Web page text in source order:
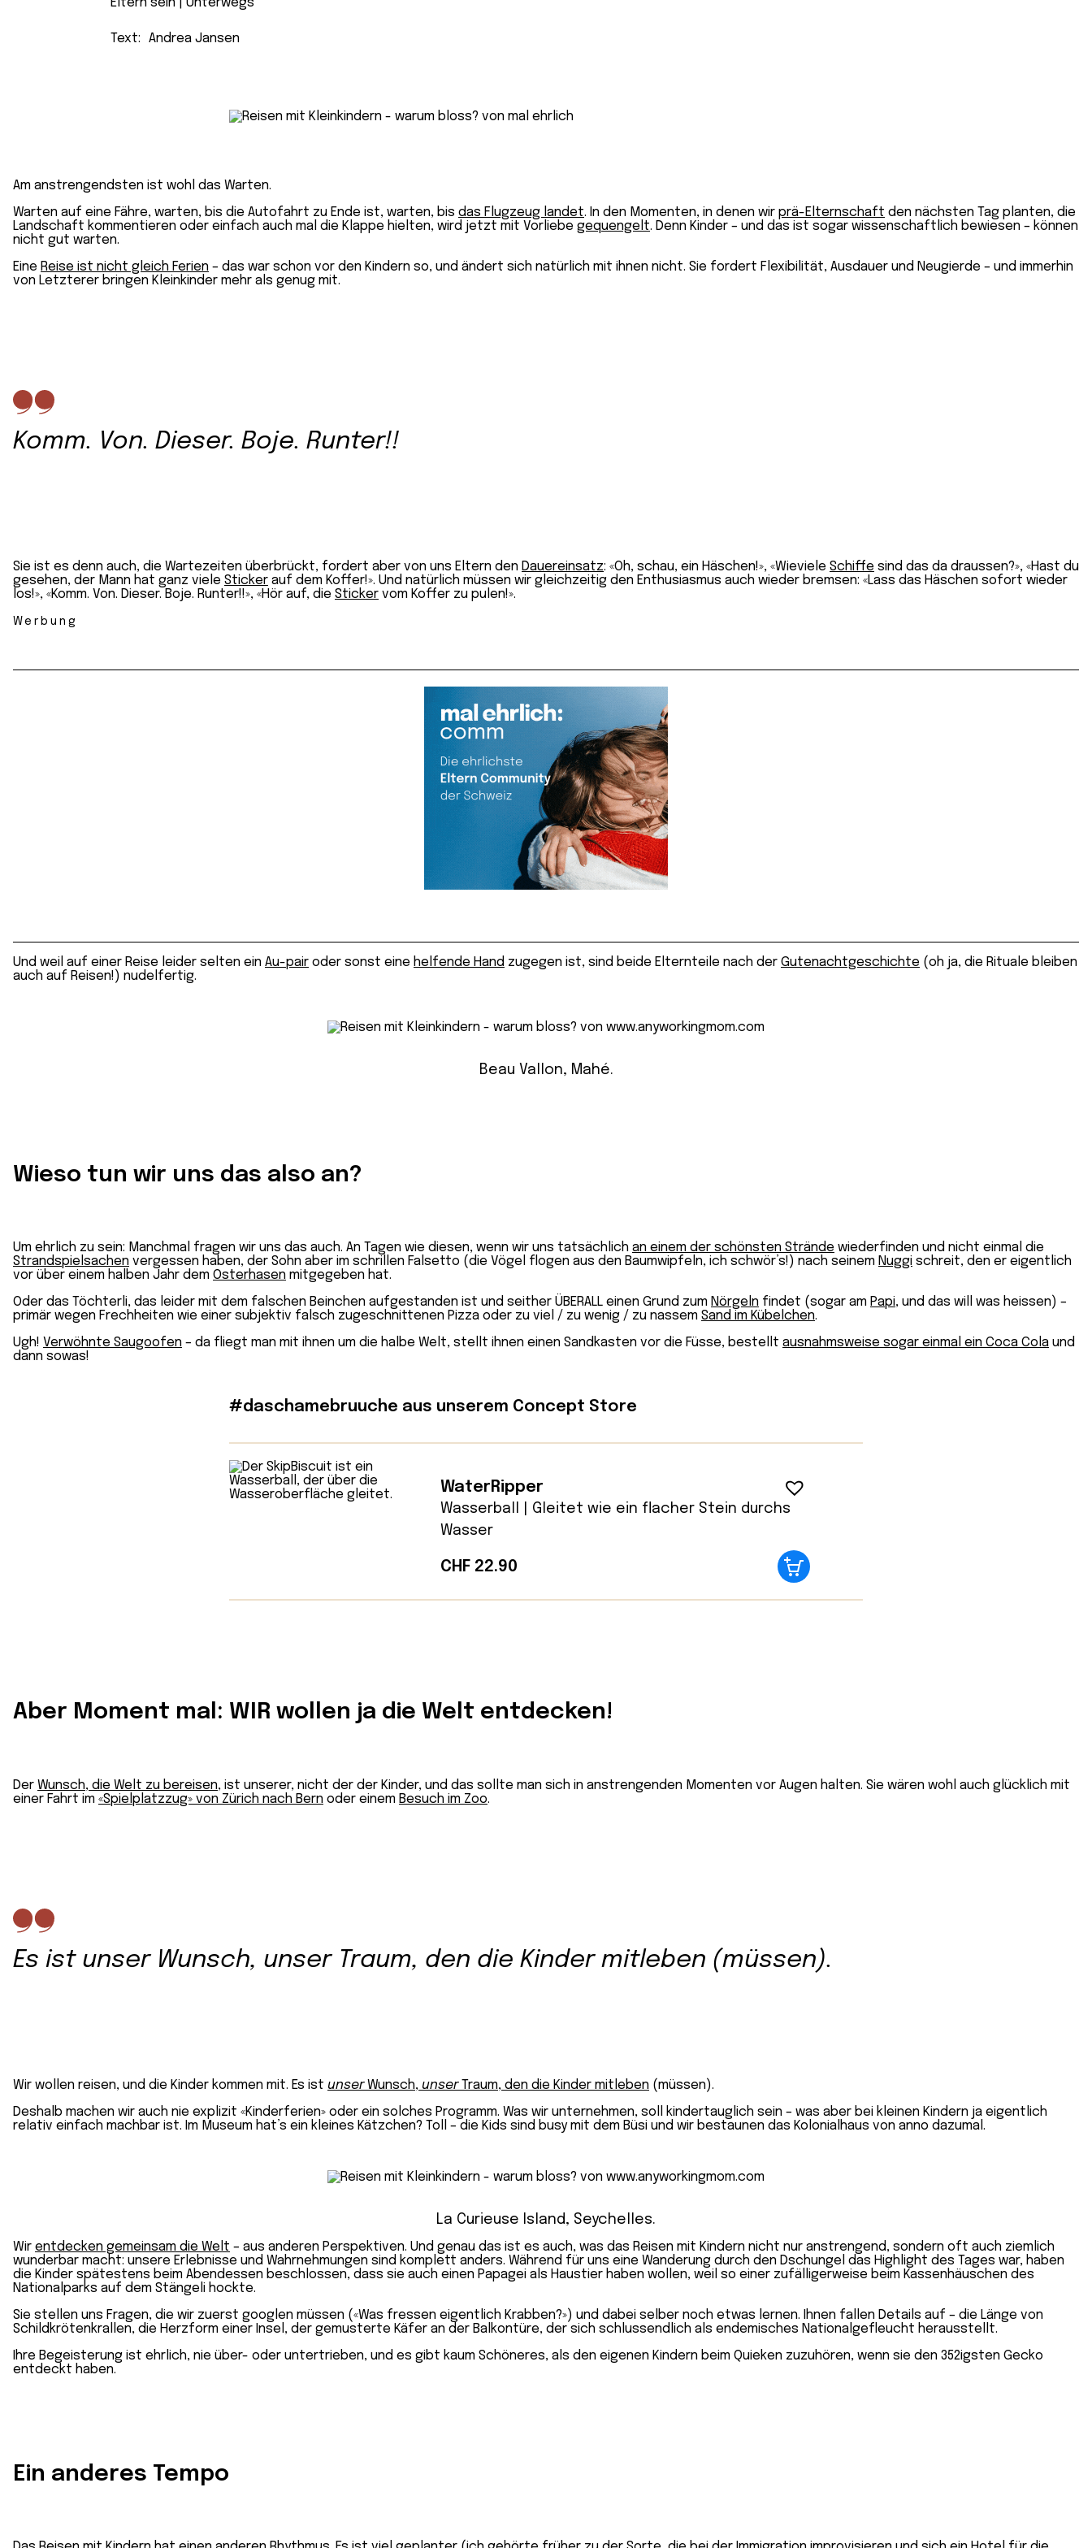
Eltern sein Unterwegs
Text: Andrea Jansen
Am anstrengendsten ist wohl das Warten.
Warten auf eine Fähre, warten, bis die Autofahrt zu Ende ist, warten, bis das Flugzeug landet. In den Momenten, in denen wir prä-Elternschaft den nächsten Tag planten, die
Landschaft kommentieren oder einfach auch mal die Klappe hielten, wird jetzt mit Vorliebe gequengelt. Denn Kinder – und das ist sogar wissenschaftlich bewiesen – können
nicht gut warten.
Eine Reise ist nicht gleich Ferien – das war schon vor den Kindern so, und ändert sich natürlich mit ihnen nicht. Sie fordert Flexibilität, Ausdauer und Neugierde – und immerhin
von Letzterer bringen Kleinkinder mehr als genug mit.
Komm. Von. Dieser. Boje. Runter!!
Sie ist es denn auch, die Wartezeiten überbrückt, fordert aber von uns Eltern den Dauereinsatz: «Oh, schau, ein Häschen!», «Wieviele Schiffe sind das da draussen?», «Hast du
gesehen, der Mann hat ganz viele Sticker auf dem Koffer!». Und natürlich müssen wir gleichzeitig den Enthusiasmus auch wieder bremsen: «Lass das Häschen sofort wieder
los!», «Komm. Von. Dieser. Boje. Runter!!», «Hör auf, die Sticker vom Koffer zu pulen!».
Werbung
Und weil auf einer Reise leider selten ein Au-pair oder sonst eine helfende Hand zugegen ist, sind beide Elternteile nach der Gutenachtgeschichte (oh ja, die Rituale bleiben
auch auf Reisen!) nudelfertig.
Beau Vallon, Mahé.
Wieso tun wir uns das also an?
Um ehrlich zu sein: Manchmal fragen wir uns das auch. An Tagen wie diesen, wenn wir uns tatsächlich an einem der schönsten Strände wiederfinden und nicht einmal die
Strandspielsachen vergessen haben, der Sohn aber im schrillen Falsetto (die Vögel flogen aus den Baumwipfeln, ich schwör’s!) nach seinem Nuggi schreit, den er eigentlich
vor über einem halben Jahr dem Osterhasen mitgegeben hat.
Oder das Töchterli, das leider mit dem falschen Beinchen aufgestanden ist und seither ÜBERALL einen Grund zum Nörgeln findet (sogar am Papi, und das will was heissen) –
primär wegen Frechheiten wie einer subjektiv falsch zugeschnittenen Pizza oder zu viel / zu wenig / zu nassem Sand im Kübelchen.
Ugh! Verwöhnte Saugoofen – da fliegt man mit ihnen um die halbe Welt, stellt ihnen einen Sandkasten vor die Füsse, bestellt ausnahmsweise sogar einmal ein Coca Cola und
dann sowas!
#daschamebruuche aus unserem Concept Store
WaterRipper
Wasserball | Gleitet wie ein flacher Stein durchs
Wasser
CHF22.90
Aber Moment mal: WIR wollen ja die Welt entdecken!
Der Wunsch, die Welt zu bereisen, ist unserer, nicht der der Kinder, und das sollte man sich in anstrengenden Momenten vor Augen halten. Sie wären wohl auch glücklich mit
einer Fahrt im «Spielplatzzug» von Zürich nach Bern oder einem Besuch im Zoo.
Es ist unserWunsch, unserTraum, den die Kinder mitleben (müssen).
Wir wollen reisen, und die Kinder kommen mit. Es ist unserWunsch, unserTraum, den die Kinder mitleben (müssen).
Deshalb machen wir auch nie explizit «Kinderferien» oder ein solches Programm. Was wir unternehmen, soll kindertauglich sein – was aber bei kleinen Kindern ja eigentlich
relativ einfach machbar ist. Im Museum hat’s ein kleines Kätzchen? Toll – die Kids sind busy mit dem Büsi und wir bestaunen das Kolonialhaus von anno dazumal.
La Curieuse Island, Seychelles.
Wir entdecken gemeinsam die Welt – aus anderen Perspektiven. Und genau das ist es auch, was das Reisen mit Kindern nicht nur anstrengend, sondern oft auch ziemlich
wunderbar macht: unsere Erlebnisse und Wahrnehmungen sind komplett anders. Während für uns eine Wanderung durch den Dschungel das Highlight des Tages war, haben
die Kinder spätestens beim Abendessen beschlossen, dass sie auch einen Papagei als Haustier haben wollen, weil so einer zufälligerweise beim Kassenhäuschen des
Nationalparks auf dem Stängeli hockte.
Sie stellen uns Fragen, die wir zuerst googlen müssen («Was fressen eigentlich Krabben?») und dabei selber noch etwas lernen. Ihnen fallen Details auf – die Länge von
Schildkrötenkrallen, die Herzform einer Insel, der gemusterte Käfer an der Balkontüre, der sich schlussendlich als endemisches Nationalgefleucht herausstellt.
Ihre Begeisterung ist ehrlich, nie über- oder untertrieben, und es gibt kaum Schöneres, als den eigenen Kindern beim Quieken zuzuhören, wenn sie den 352igsten Gecko
entdeckt haben.
Ein anderes Tempo